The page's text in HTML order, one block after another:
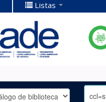
Listas